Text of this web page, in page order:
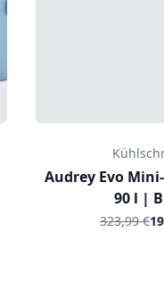
Audrey Evo
90 l |
323,99 €